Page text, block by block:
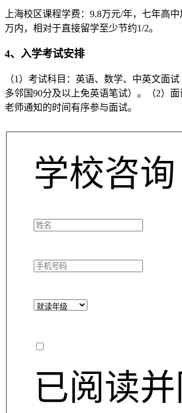
上海校区课程学费：9.8万元/年，七年高
万内，相对于直接留学至少节约1/2。
4、入学考试安排
（1）考试科目：英语、数学、中英文面
多邻国90分及以上免英语笔试）。（2）
老师通知的时间有序参与面试。
学校咨询
已阅读并